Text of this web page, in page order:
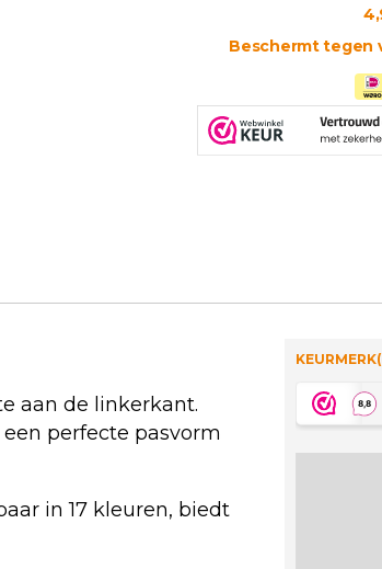
Beschermt tegen
aan de linkerkant.
perfecte pasvorm
in 17 kleuren, biedt